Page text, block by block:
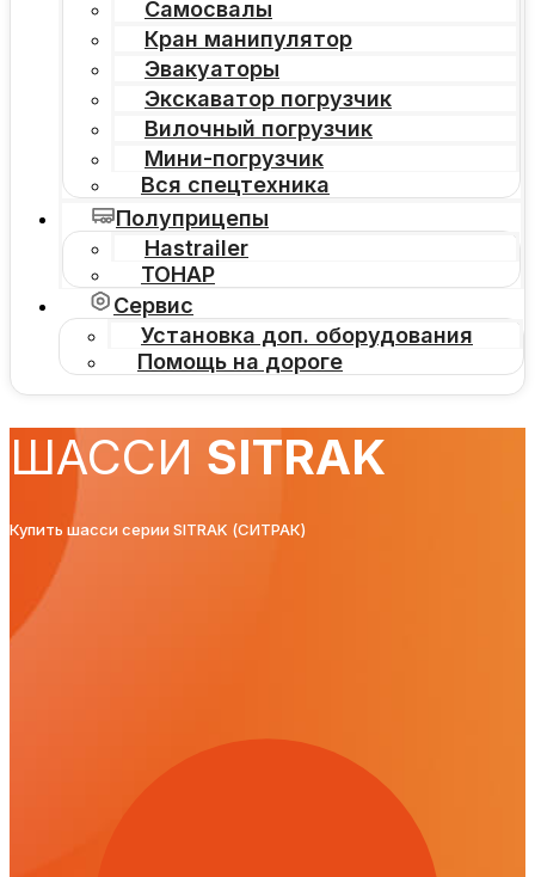
Самосвалы
Кран манипулятор
Эвакуаторы
Экскаватор погрузчик
Вилочный погрузчик
Мини-погрузчик
Вся спецтехника
Полуприцепы
Hastrailer
ТОНАР
Сервис
Установка доп. оборудования
Помощь на дороге
ШАССИ SITRAK
Купить шасси серии SITRAK (СИТРАК)